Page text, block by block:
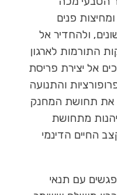
פנים
ולהחדיר אל
התורמות לארגון
אל יצירת פריסת
והתנועה
את תחושת המחנק
מתחושת
החיים הדינמי
עם תנאי